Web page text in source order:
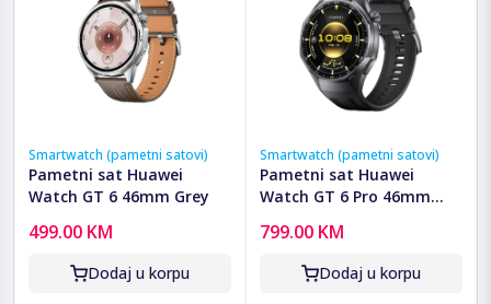
Smartwatch (pametni satovi)
Pametni sat Huawei
Watch GT 6 46mm Grey
499.00 KM
Dodaj u korpu
Smartwatch (pametni satovi)
Pametni sat Huawei
Watch GT 6 Pro 46mm
799.00 KM
Dodaj u korpu